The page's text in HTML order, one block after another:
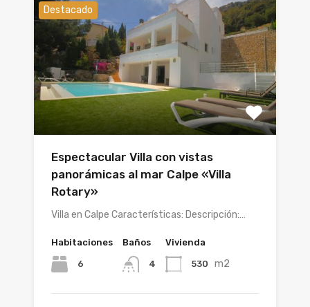
Destacado
Espectacular Villa con vistas
panorámicas al mar Calpe «Villa
Rotary»
Villa en Calpe Características: Descripción:…
Habitaciones
6
Baños
4
Vivienda
530 m2